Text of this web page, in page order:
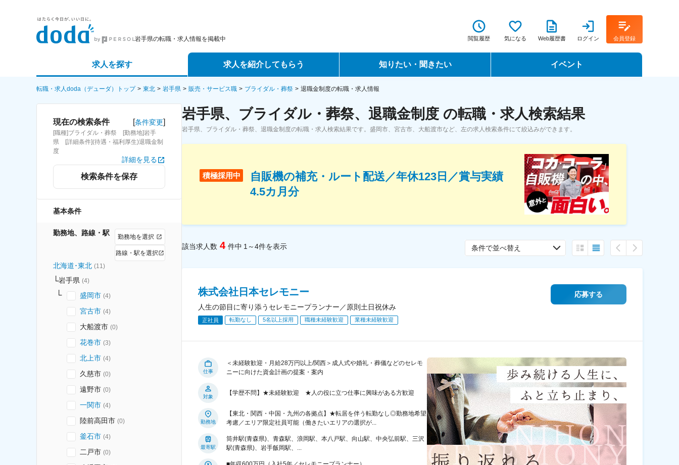
岩手県の転職・求人情報を掲載中 閲覧履歴 気になる Web履歴書 ログイン 会員登録
求人を探す
詳細条件から探す
求人特集から探す
求人を紹介してもらう
エージェントサービス
スカウトサービス
知りたい・聞きたい
転職ノウハウ
データで見る転職
イベント
転職フェア
転職・求人doda（デューダ）トップ 東北 岩手県 販売・サービス職 ブライダル・葬祭 退職金制度の転職・求人情報
現在の検索条件 [条件変更]
[職種]ブライダル・葬祭 [勤務地]岩手
県 [詳細条件](待遇・福利厚生)退職金制
度
詳細を見る
検索条件を保存
基本条件
勤務地、路線・駅 勤務地を選択
路線・駅を選択
北海道･東北 (11)
岩手県 (4)
盛岡市 (4)
宮古市 (4)
大船渡市 (0)
花巻市 (3)
北上市 (4)
久慈市 (0)
遠野市 (0)
一関市 (4)
陸前高田市 (0)
釜石市 (4)
二戸市 (0)
岩手県、ブライダル・葬祭、退職金制度 の転職・求人検索結果
岩手県、ブライダル・葬祭、退職金制度の転職・求人検索結果です。盛岡市、宮古市、大船渡市など、左の求人検索条件にて絞込みができます。
積極採用中
自販機の補充・ルート配送／年休123日／賞与実績
4.5カ月分
該当求人数 4 件中 1～4件を表示 条件で並べ替え
株式会社日本セレモニー
人生の節目に寄り添うセレモニープランナー／原則土日祝休み
正社員 転勤なし 5名以上採用 職種未経験歓迎 業種未経験歓迎
応募する
仕事
＜未経験歓迎・月給28万円以上/関西＞成人式や婚礼・葬儀などのセレモ
ニーに向けた資金計画の提案・案内
対象
【学歴不問】★未経験歓迎 ★人の役に立つ仕事に興味がある方歓迎
勤務地
【東北・関西・中国・九州の各拠点】★転居を伴う転勤なし◎勤務地希望
考慮／エリア限定社員可能（働きたいエリアの選択が...
最寄駅
筒井駅(青森県)、青森駅、浪岡駅、本八戸駅、向山駅、中央弘前駅、三沢
駅(青森県)、岩手飯岡駅、...